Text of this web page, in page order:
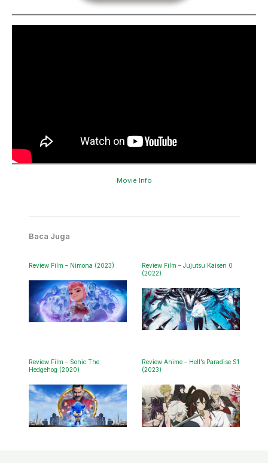
Movie Info
Baca Juga
Review Film – Nimona (2023)
Review Film – Jujutsu Kaisen 0
(2022)
Review Film – Sonic The
Hedgehog (2020)
Review Anime – Hell’s Paradise S1
(2023)